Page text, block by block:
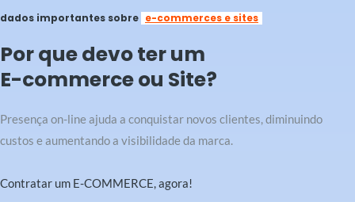
dados importantes sobre e-commerces e sites
Por que devo ter um
E-commerce ou Site?
Presença on-line ajuda a conquistar novos clientes, diminuindo
custos e aumentando a visibilidade da marca.
Contratar um E-COMMERCE, agora!